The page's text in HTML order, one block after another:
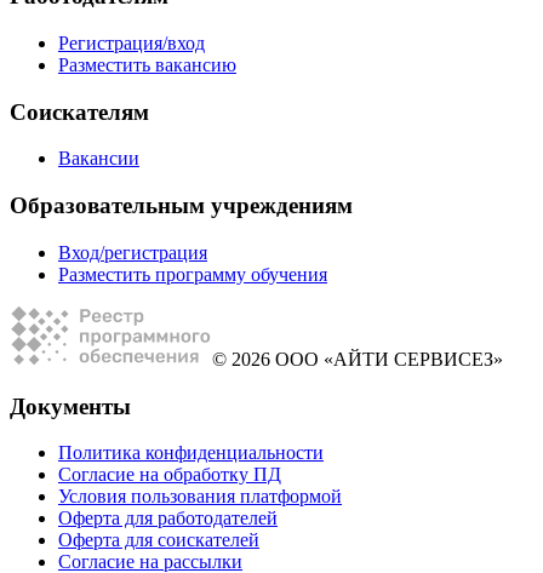
Регистрация/вход
Разместить вакансию
Соискателям
Вакансии
Образовательным учреждениям
Вход/регистрация
Разместить программу обучения
© 2026 ООО «АЙТИ СЕРВИСЕЗ»
Документы
Политика конфиденциальности
Согласие на обработку ПД
Условия пользования платформой
Оферта для работодателей
Оферта для соискателей
Согласие на рассылки